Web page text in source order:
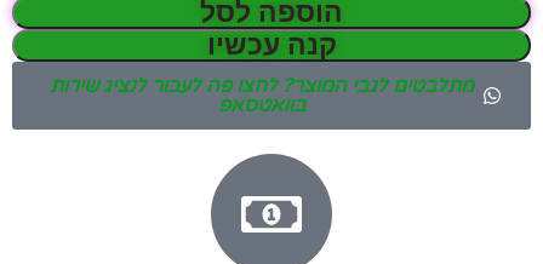
הוספה לסל
קנה עכשיו
מתלבטים לגבי המוצר? לחצו פה לעבור לנציג שירות
בוואטסאפ